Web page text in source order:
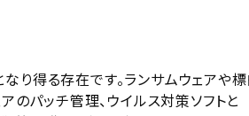
り得る存在です。ランサムウェアや
のパッチ管理、ウイルス対策ソフトと